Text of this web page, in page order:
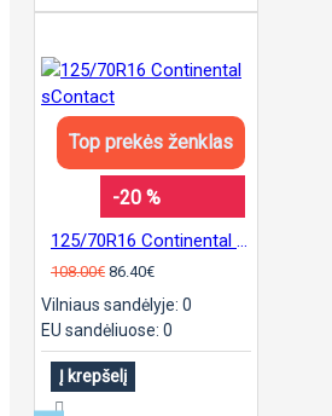
Top prekės ženklas
-20 %
108.00€ 86.40€
Vilniaus sandėlyje: 0
EU sandėliuose: 0
Į krepšelį